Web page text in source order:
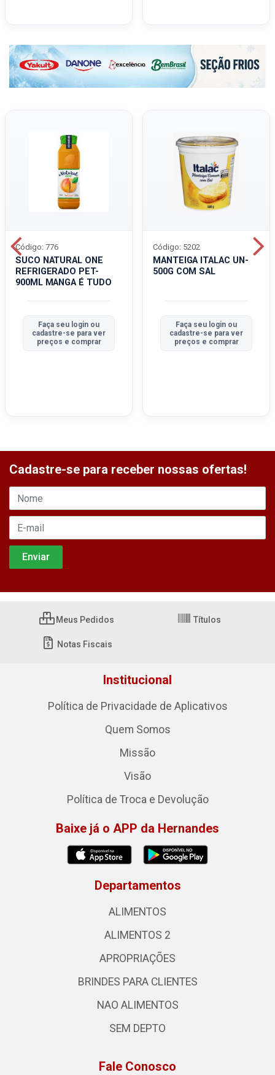
SUCO NATURAL ONE
REFRIGERADO PET-
900ML MANGA É TUDO
Código: 776
Faça seu login ou
cadastre-se para ver
preços e comprar
MANTEIGA ITALAC UN-
500G COM SAL
Código: 5202
Faça seu login ou
cadastre-se para ver
preços e comprar
Cadastre-se para receber nossas ofertas!
Meus Pedidos Títulos
Notas Fiscais
Institucional
Política de Privacidade de Aplicativos
Quem Somos
Missão
Visão
Política de Troca e Devolução
Baixe já o APP da Hernandes
Departamentos
ALIMENTOS
ALIMENTOS 2
APROPRIAÇÕES
BRINDES PARA CLIENTES
NAO ALIMENTOS
SEM DEPTO
Fale Conosco